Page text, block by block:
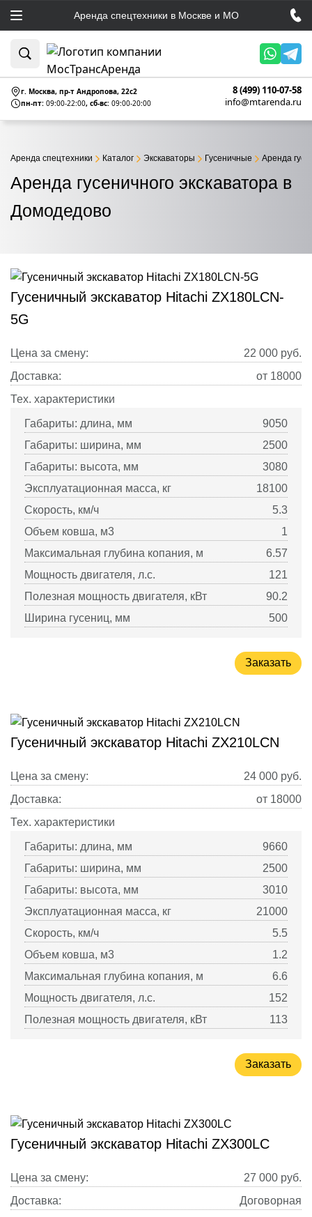
Аренда спецтехники в Москве и МО
г. Москва, пр-т Андропова, 22c2
пн-пт: 09:00-22:00, сб-вс: 09:00-20:00
8 (499) 110-07-58
info@mtarenda.ru
Аренда гусеничного экскаватора в
Домодедово
Аренда спецтехники Каталог Экскаваторы Гусеничные Аренда
Гусеничный экскаватор Hitachi ZX180LCN-
5G
Цена за смену: 22 000 руб.
Доставка:
от 18000
Тех. характеристики
Габариты: длина, мм
9050
Габариты: ширина, мм
2500
Габариты: высота, мм
3080
Эксплуатационная масса, кг
18100
Скорость, км/ч
5.3
Объем ковша, м3
1
Максимальная глубина копания, м
6.57
Мощность двигателя, л.с.
121
Полезная мощность двигателя, кВт
90.2
Ширина гусениц, мм
500
Заказать
Гусеничный экскаватор Hitachi ZX210LCN
Цена за смену: 24 000 руб.
Доставка:
от 18000
Тех. характеристики
Габариты: длина, мм
9660
Габариты: ширина, мм
2500
Габариты: высота, мм
3010
Эксплуатационная масса, кг
21000
Скорость, км/ч
5.5
Объем ковша, м3
1.2
Максимальная глубина копания, м
6.6
Мощность двигателя, л.с.
152
Полезная мощность двигателя, кВт
113
Заказать
Гусеничный экскаватор Hitachi ZX300LC
Цена за смену: 27 000 руб.
Доставка:
Договорная